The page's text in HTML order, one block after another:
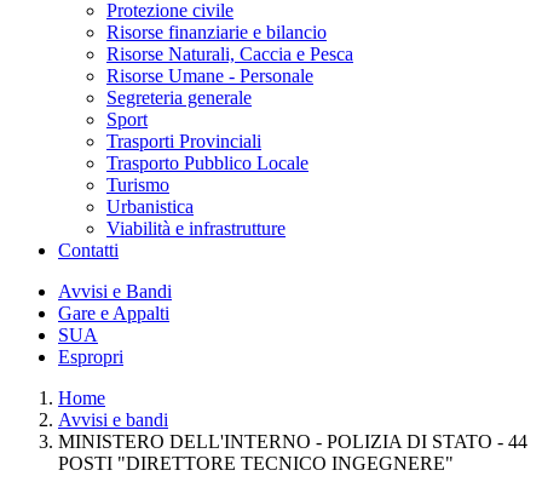
Protezione civile
Risorse finanziarie e bilancio
Risorse Naturali, Caccia e Pesca
Risorse Umane - Personale
Segreteria generale
Sport
Trasporti Provinciali
Trasporto Pubblico Locale
Turismo
Urbanistica
Viabilità e infrastrutture
Contatti
Avvisi e Bandi
Gare e Appalti
SUA
Espropri
Home
Avvisi e bandi
MINISTERO DELL'INTERNO - POLIZIA DI STATO - 44
POSTI "DIRETTORE TECNICO INGEGNERE"